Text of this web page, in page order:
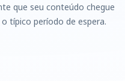
que seu conteúdo chegue
típico período de espera.